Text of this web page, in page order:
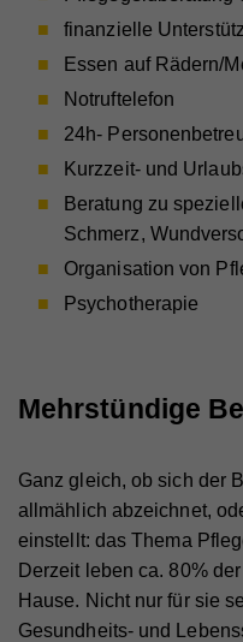
finanzielle
Essen auf Rädern/
Notruftelefon
24h-
Kurzzeit- und
Beratung zu
Schmerz,
Organisation von
Psychotherapie
Mehrstündige
Ganz gleich, ob sich der
allmählich abzeichnet,
einstellt: das Thema
Derzeit leben ca. 80%
Hause. Nicht nur für sie
Gesundheits- und